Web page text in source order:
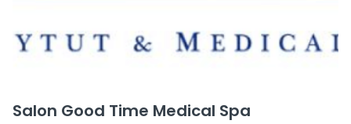
Salon Good Time Medical Spa